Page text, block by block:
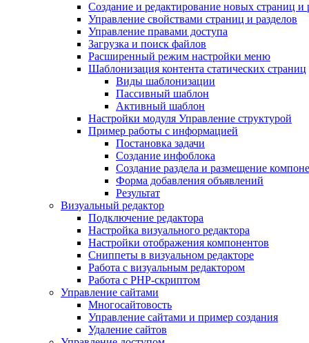
Создание и редактирование новых страниц и
Управление свойствами страниц и разделов
Управление правами доступа
Загрузка и поиск файлов
Расширенный режим настройки меню
Шаблонизация контента статических страниц
Виды шаблонизации
Пассивный шаблон
Активный шаблон
Настройки модуля Управление структурой
Пример работы с информацией
Постановка задачи
Создание инфоблока
Создание раздела и размещение
Форма добавления объявлений
Результат
Визуальный редактор
Подключение редактора
Настройка визуального редактора
Настройки отображения компонентов
Сниппеты в визуальном редакторе
Работа с визуальным редактором
Работа с PHP-скриптом
Управление сайтами
Многосайтовость
Управление сайтами и пример создания
Удаление сайтов